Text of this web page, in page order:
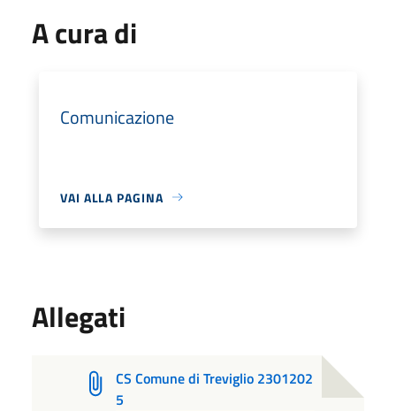
A cura di
Comunicazione
VAI ALLA PAGINA
Allegati
CS Comune di Treviglio 2301202
5